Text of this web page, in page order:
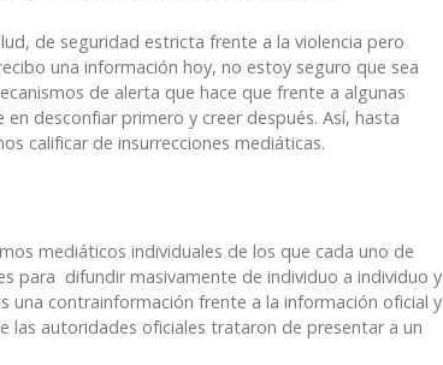
de seguridad estricta frente a la violencia pero
una información hoy, no estoy seguro que sea
de alerta que hace que frente a algunas
desconfiar primero y creer después. Así, hasta
calificar de insurrecciones mediáticas.
mediáticos individuales de los que cada uno de
para difundir masivamente de individuo a individuo y
una contrainformación frente a la información oficial y
las autoridades oficiales trataron de presentar a un